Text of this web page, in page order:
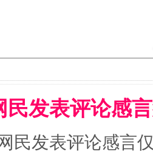
重塑工作
民发表评论感
民发表评论感言